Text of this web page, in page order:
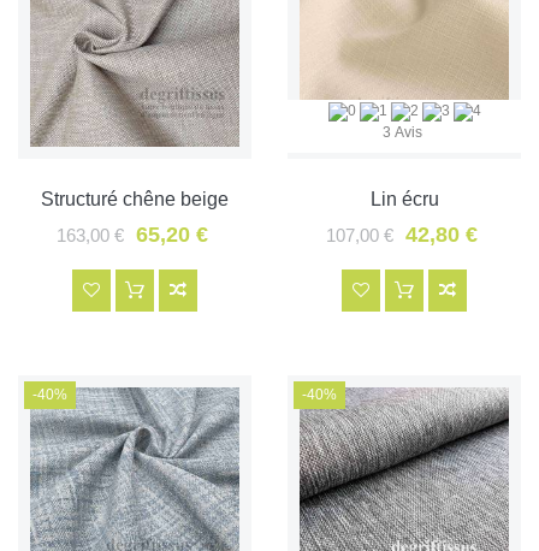
Structuré chêne beige
163,00 €
65,20 €
3 Avis
Lin écru
107,00 €
42,80 €
-40% -40%